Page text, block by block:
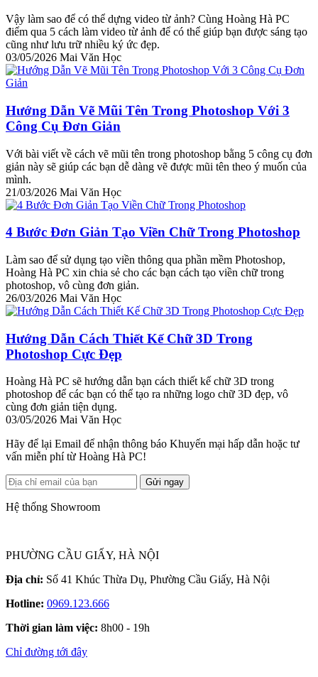
Vậy làm sao để có thể dựng video từ ảnh? Cùng Hoàng Hà PC
điểm qua 5 cách làm video từ ảnh để có thể giúp bạn được sáng tạo
cũng như lưu trữ nhiều ký ức đẹp.
03/05/2026 Mai Văn Học
Hướng Dẫn Vẽ Mũi Tên Trong Photoshop Với 3
Công Cụ Đơn Giản
Với bài viết về cách vẽ mũi tên trong photoshop bằng 5 công cụ đơn
giản này sẽ giúp các bạn dễ dàng vẽ được mũi tên theo ý muốn của
mình.
21/03/2026 Mai Văn Học
4 Bước Đơn Giản Tạo Viền Chữ Trong Photoshop
Làm sao để sử dụng tạo viền thông qua phần mềm Photoshop,
Hoàng Hà PC xin chia sẻ cho các bạn cách tạo viền chữ trong
photoshop, vô cùng đơn giản.
26/03/2026 Mai Văn Học
Hướng Dẫn Cách Thiết Kế Chữ 3D Trong
Photoshop Cực Đẹp
Hoàng Hà PC sẽ hướng dẫn bạn cách thiết kế chữ 3D trong
photoshop để các bạn có thể tạo ra những logo chữ 3D đẹp, vô
cùng đơn giản tiện dụng.
03/05/2026 Mai Văn Học
Hãy để lại Email để nhận thông báo Khuyến mại hấp dẫn hoặc tư
vấn miễn phí từ Hoàng Hà PC!
Gửi ngay
Hệ thống Showroom
PHƯỜNG CẦU GIẤY, HÀ NỘI
Địa chỉ: Số 41 Khúc Thừa Dụ, Phường Cầu Giấy, Hà Nội
Hotline: 0969.123.666
Thời gian làm việc: 8h00 - 19h
Chỉ đường tới đây